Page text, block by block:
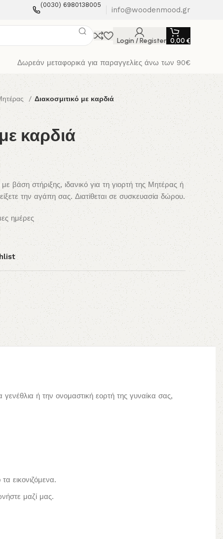
(0030) 6980138005
info@woodenmood.gr
Login / Register 0,00 €
Δωρεάν μεταφορικά για παραγγελίες άνω των 90€
Διακοσμιτικό με καρδιά
καρδιά
βάση στήριξης, ιδανικό για τη γιορτή της Μητέρας ή
την αγάπη σας. Διατίθεται σε συσκευασία δώρου.
ημέρες
ή την ονομαστική εορτή της γυναίκα σας,
εικονιζόμενα.
μαζί μας.